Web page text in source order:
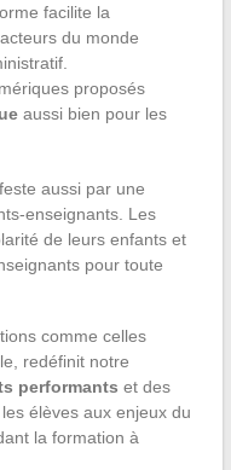
facilite la
du monde
proposés
aussi bien pour les
aussi par une
enseignants. Les
de leurs enfants et
pour toute
comme celles
redéfinit notre
performants et des
élèves aux enjeux du
la formation à